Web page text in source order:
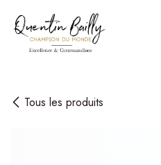
Tous les produits